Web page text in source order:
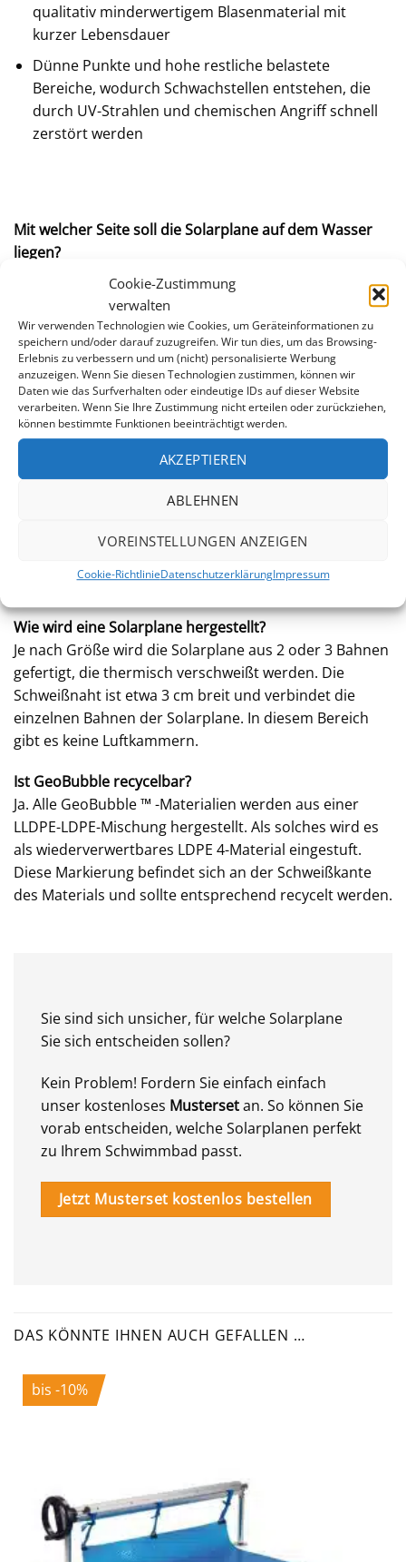
Cookie-Zustimmung
verwalten
Wir verwenden Technologien wie Cookies, um Geräteinformationen zu
speichern und/oder darauf zuzugreifen. Wir tun dies, um das Browsing-
Erlebnis zu verbessern und um (nicht) personalisierte Werbung
anzuzeigen. Wenn Sie diesen Technologien zustimmen, können wir
Daten wie das Surfverhalten oder eindeutige IDs auf dieser Website
verarbeiten. Wenn Sie Ihre Zustimmung nicht erteilen oder zurückziehen,
können bestimmte Funktionen beeinträchtigt werden.
AKZEPTIEREN
ABLEHNEN
VOREINSTELLUNGEN ANZEIGEN
Cookie-RichtlinieDatenschutzerklärungImpressum
qualitativ minderwertigem Blasenmaterial mit
kurzer Lebensdauer
Dünne Punkte und hohe restliche belastete
Bereiche, wodurch Schwachstellen entstehen, die
durch UV-Strahlen und chemischen Angriff schnell
zerstört werden
Mit welcher Seite soll die Solarplane auf dem Wasser
liegen?
Die Solarabdeckung soll mit den Noppen nach unten
auf der Wasseroberfläche liegen. Nur dann kann die
Abdeckung wirkungsvoll Ihr Schwimmbecken isolieren.
Kann ich die Solarplane selbst zuschneiden?
Ja. Mit einer großen Schere können Sie die Solarplane
nach Bedarf zuschneiden.
Wie sollte ich meine Solarplane im Winter lagern?
Die Solarplane sollte an einem trockenen Ort
aufbewahrt werden. Bevor Sie diese einlagern,
abzuspülen, um sie gründlich zu reinigen. Dies gilt
Lagerung im Sommer.
Wie wird eine Solarplane hergestellt?
Je nach Größe wird die Solarplane aus 2 oder 3 Bahnen
gefertigt, die thermisch verschweißt werden. Die
Schweißnaht ist etwa 3 cm breit und verbindet die
einzelnen Bahnen der Solarplane. In diesem Bereich
gibt es keine Luftkammern.
Ist GeoBubble recycelbar?
Ja. Alle GeoBubble ™ -Materialien werden aus einer
LLDPE-LDPE-Mischung hergestellt. Als solches wird es
als wiederverwertbares LDPE 4-Material eingestuft.
Diese Markierung befindet sich an der Schweißkante
des Materials und sollte entsprechend recycelt werden.
Sie sind sich unsicher, für welche Solarplane
Sie sich entscheiden sollen?
Kein Problem! Fordern Sie einfach einfach
unser kostenloses Mustersetan. So können Sie
vorab entscheiden, welche Solarplanen perfekt
zu Ihrem Schwimmbad passt.
Jetzt Musterset kostenlos bestellen
DAS KÖNNTE IHNEN AUCH GEFALLEN …
bis -10%